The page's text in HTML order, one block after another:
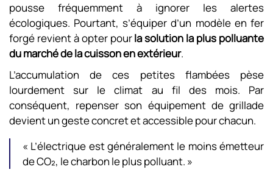
pousse fréquemment à ignorer les alertes
écologiques. Pourtant, s’équiper d’un modèle en fer
forgé revient à opter pourla solution la plus polluante
du marché de la cuisson en extérieur.
L’accumulation de ces petites flambées pèse
lourdement sur le climat au fil des mois. Par
conséquent, repenser son équipement de grillade
devient un geste concret et accessible pour chacun.
« L’électrique est généralement le moins émetteur
de CO₂, le charbon le plus polluant. »